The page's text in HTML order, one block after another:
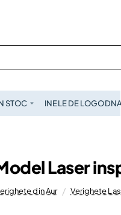
STOC INELE DE LOGODNA
Laser
din Aur Verighete